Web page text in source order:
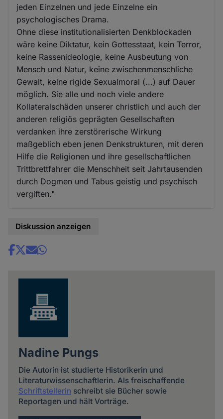
jeden Einzelnen und jede Einzelne ein
psychologisches Drama.
Ohne diese institutionalisierten Denkblockaden
wäre keine Diktatur, kein Gottesstaat, kein Terror,
keine Rassenideologie, keine Ausbeutung von
Mensch und Natur, keine zwischenmenschliche
Gewalt, keine rigide Sexualmoral (...) auf Dauer
möglich. Sie alle und noch viele andere
Kollateralschäden unserer christlich und auch der
anderen religiös geprägten Gesellschaften
verdanken ihre zerstörerische Wirkung
maßgeblich eben jenen Denkstrukturen, mit deren
Hilfe die Religionen und ihre gesellschaftlichen
Trittbrettfahrer die Menschheit seit Jahrtausenden
durch Dogmen und Tabus geistig und psychisch
vergiften."
Diskussion anzeigen
Share
Nadine Pungs
Die Autorin ist studierte Historikerin und
Literaturwissenschaftlerin. Als freischaffende
Schriftstellerin schreibt sie Bücher sowie
Reportagen und hält Vorträge.